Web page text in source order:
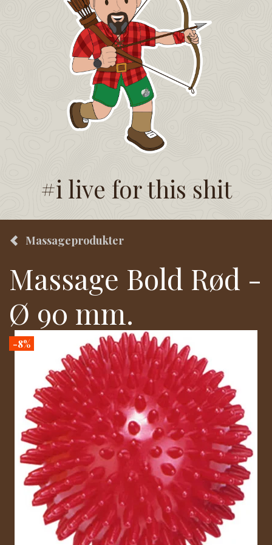
#i live for this shit
Massageprodukter
Massage Bold Rød -
Ø 90 mm.
-8%